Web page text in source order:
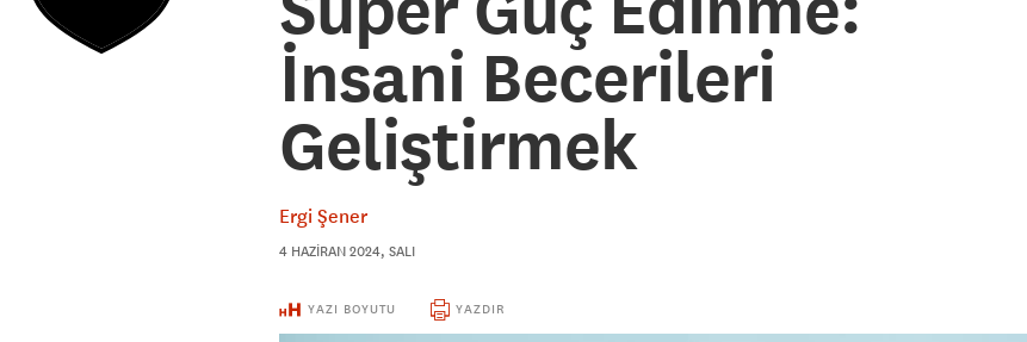
İnsani Becerileri
Geliştirmek
Ergi Şener
4 HAZIRAN 2024, SALI
YAZI BOYUTU YAZDIR